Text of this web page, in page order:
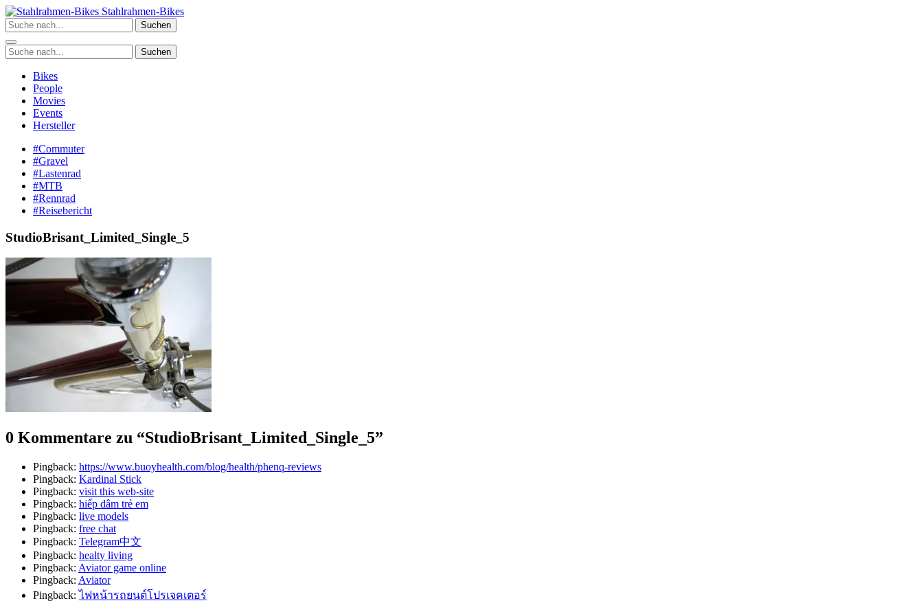
Zum
Inhalt
springen
Stahlrahmen-Bikes
Suchen
Suchen
Bikes
People
Movies
Events
Hersteller
#Commuter
#Gravel
#Lastenrad
#MTB
#Rennrad
#Reisebericht
StudioBrisant_Limited_Single_5
0 Kommentare zu “StudioBrisant_Limited_Single_5”
Pingback: https://www.buoyhealth.com/blog/health/phenq-reviews
Pingback: Kardinal Stick
Pingback: visit this web-site
Pingback: hiếp dâm trẻ em
Pingback: live models
Pingback: free chat
Pingback: Telegram中文
Pingback: healty living
Pingback: Aviator game online
Pingback: Aviator
Pingback:ไฟหน้ารถยนต์โปรเจคเตอร์